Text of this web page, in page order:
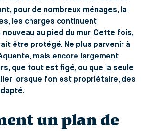
pour de nombreux ménages, la
les charges continuent
nouveau au pied du mur. Cette fois,
être protégé. Ne plus parvenir à
mais encore largement
que tout est figé, ou que la seule
lorsque l’on est propriétaire, des
un plan de